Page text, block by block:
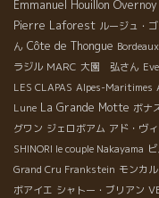
Emmanuel Houillon Overnoy
Pierre Laforest ルージュ・
ん Côte de Thongue
ラジル MARC 大園 弘さん
LES CLAPAS Alpes-Maritimes
Lune La Grande Motte ボナ
グワン ジェロボアム アド・ヴ
SHINORI le couple Nakayama
Grand Cru Frankstein モンカ
ボアイエ シャトー・ブリアン